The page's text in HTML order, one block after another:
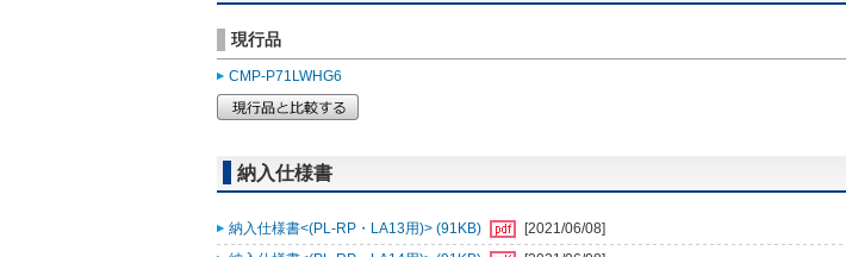
現行品
CMP-P71LWHG6
納入仕様書
納入仕様書<(PL-RP・LA13用)> (91KB)
[2021/06/08]